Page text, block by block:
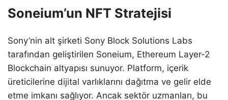
Soneium’un NFT Stratejisi
Sony’nin alt şirketi Sony Block Solutions Labs
tarafından geliştirilen Soneium, Ethereum Layer-2
Blockchain altyapısı sunuyor. Platform, içerik
üreticilerine dijital varlıklarını dağıtma ve gelir elde
etme imkanı sağlıyor. Ancak sektör uzmanları, bu